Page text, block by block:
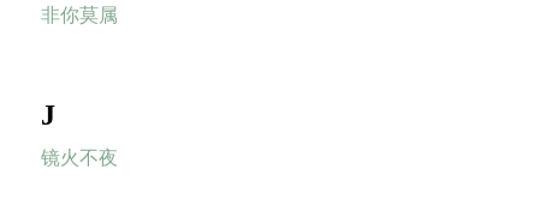
非你莫属
J
镜火不夜